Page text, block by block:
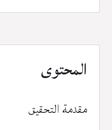
المحتوى
مقدمة التحقيق